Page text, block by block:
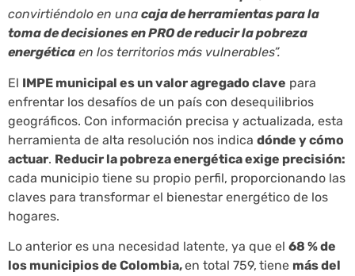
convirtiéndolo en una caja de herramientas para la
toma de decisiones en PRO de reducir la pobreza
energética en los territorios más vulnerables”.
El IMPE municipal es un valor agregado clave para
enfrentar los desafíos de un país con desequilibrios
geográficos. Con información precisa y actualizada, esta
herramienta de alta resolución nos indica dónde y cómo
actuar. Reducir la pobreza energética exige precisión:
cada municipio tiene su propio perfil, proporcionando las
claves para transformar el bienestar energético de los
hogares.
Lo anterior es una necesidad latente, ya que el 68 % de
los municipios de Colombia,en total 759, tiene más del